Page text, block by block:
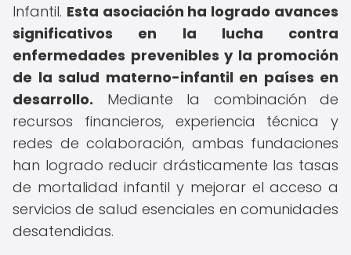
Infantil. Esta asociación ha logrado avances
significativos en la lucha contra
enfermedades prevenibles y la promoción
de la salud materno-infantil en países en
desarrollo. Mediante la combinación de
recursos financieros, experiencia técnica y
redes de colaboración, ambas fundaciones
han logrado reducir drásticamente las tasas
de mortalidad infantil y mejorar el acceso a
servicios de salud esenciales en comunidades
desatendidas.